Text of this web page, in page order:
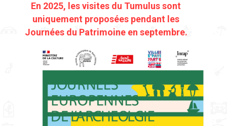
En 2025, les visites du Tumulus sont
uniquement proposées pendant les
Journées du Patrimoine en septembre.